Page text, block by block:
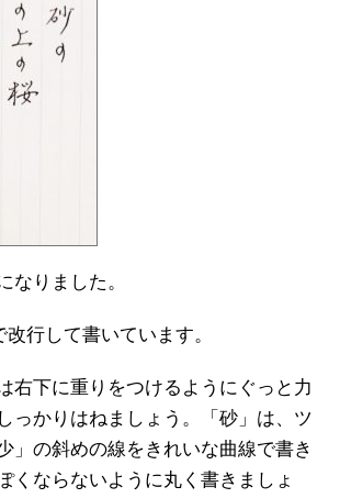
なりました。
行して書いています。
右下に重りをつけるようにぐっと力
っかりはねましょう。「砂」は、ツ
」の斜めの線をきれいな曲線で書き
くならないように丸く書きましょ